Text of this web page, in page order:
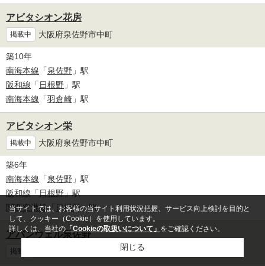
アビタシオン花房
掲載中 大阪府泉佐野市中町
築10年
南海本線 「泉佐野 」駅
阪和線 「 日根野 」駅
南海本線 「羽倉崎 」駅
アビタシオン栄
掲載中 大阪府泉佐野市中町
築6年
南海本線 「泉佐野 」駅
阪和線「日根野」駅
関西空港線「 日根野」駅
アバンウェル泉佐野
掲載中 大阪府泉佐野市高松北
当サイトでは、お客様の当サイト利用状況把握、サービス向上検討を目的と
して、クッキー（Cookie）を使用しています。
詳しくは、当社の「Cookieの取扱いについて」 をご確認ください。
閉じる